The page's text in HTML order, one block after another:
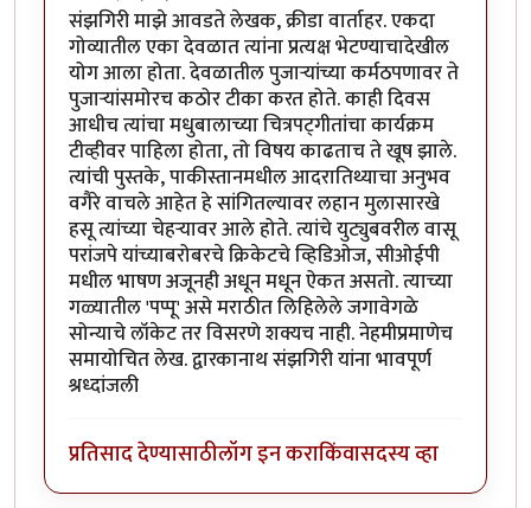
संझगिरी माझे आवडते लेखक, क्रीडा वार्ताहर. एकदा
गोव्यातील एका देवळात त्यांना प्रत्यक्ष भेटण्याचादेखील
योग आला होता. देवळातील पुजार्‍यांच्या कर्मठपणावर ते
पुजार्‍यांसमोरच कठोर टीका करत होते. काही दिवस
आधीच त्यांचा मधुबालाच्या चित्रपट्गीतांचा कार्यक्रम
टीव्हीवर पाहिला होता, तो विषय काढताच ते खूष झाले.
त्यांची पुस्तके, पाकीस्तानमधील आदरातिथ्याचा अनुभव
वगैरे वाचले आहेत हे सांगितल्यावर लहान मुलासारखे
हसू त्यांच्या चेहर्‍यावर आले होते. त्यांचे युट्युबवरील वासू
परांजपे यांच्याबरोबरचे क्रिकेटचे व्हिडिओज, सीओईपी
मधील भाषण अजूनही अधून मधून ऐकत असतो. त्याच्या
गळ्यातील 'पप्पू' असे मराठीत लिहिलेले जगावेगळे
सोन्याचे लॉकेट तर विसरणे शक्यच नाही. नेहमीप्रमाणेच
समायोचित लेख. द्वारकानाथ संझगिरी यांना भावपूर्ण
श्रध्दांजली
प्रतिसाद देण्यासाठीलॉग इन कराकिंवासदस्य व्हा